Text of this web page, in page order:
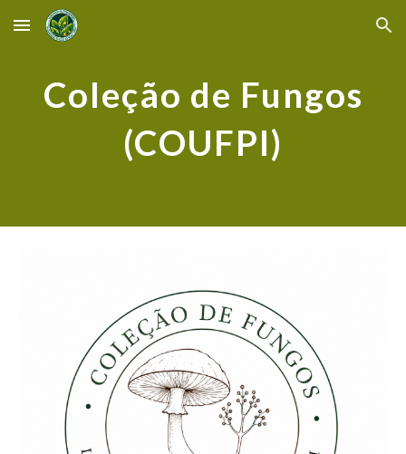
Skip to main content Skip to navigation
Coleção de Fungos
(COUFPI)